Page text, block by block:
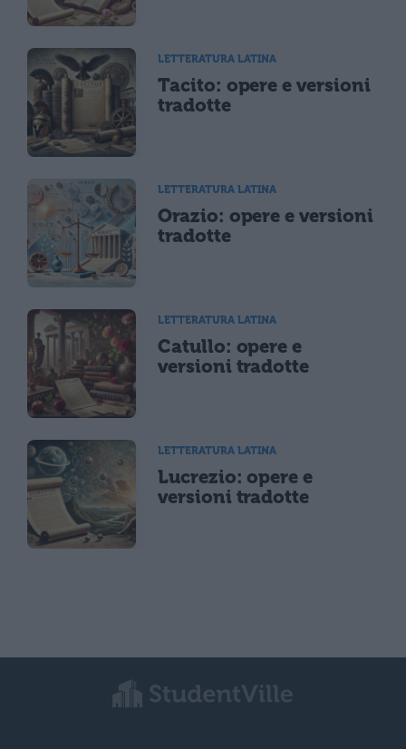
LETTERATURA LATINA
Tacito: opere e versioni
tradotte
LETTERATURA LATINA
Orazio: opere e versioni
tradotte
LETTERATURA LATINA
Catullo: opere e
versioni tradotte
LETTERATURA LATINA
Lucrezio: opere e
versioni tradotte